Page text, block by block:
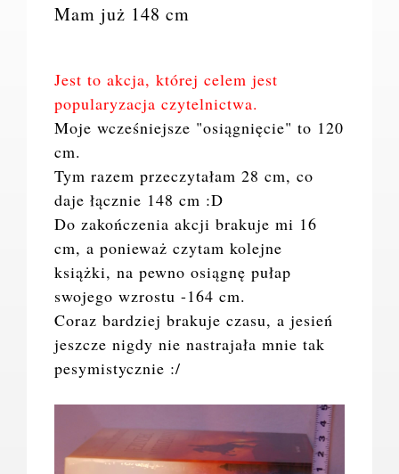
Mam już 148 cm
Jest to akcja, której celem jest
popularyzacja czytelnictwa.
Moje wcześniejsze "osiągnięcie" to 120
cm.
Tym razem przeczytałam 28 cm, co
daje łącznie 148 cm :D
Do zakończenia akcji brakuje mi 16
cm, a ponieważ czytam kolejne
książki, na pewno osiągnę pułap
swojego wzrostu -164 cm.
Coraz bardziej brakuje czasu, a jesień
jeszcze nigdy nie nastrajała mnie tak
pesymistycznie :/